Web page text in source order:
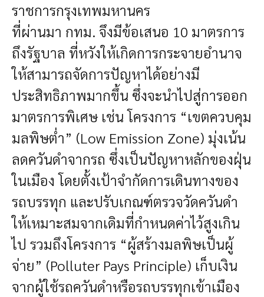
ราชการกรุงเทพมหานคร
ที่ผ่านมา กทม. จึงมีข้อเสนอ 10 มาตรการ
ถึงรัฐบาล ที่หวังให้เกิดการกระจายอำนาจ
ให้สามารถจัดการปัญหาได้อย่างมี
ประสิทธิภาพมากขึ้น ซึ่งจะนำไปสู่การออก
มาตรการพิเศษ เช่น โครงการ “เขตควบคุม
มลพิษต่ำ” (Low Emission Zone) มุ่งเน้น
ลดควันดำจากรถ ซึ่งเป็นปัญหาหลักของฝุ่น
ในเมือง โดยตั้งเป้าจำกัดการเดินทางของ
รถบรรทุก และปรับเกณฑ์ตรวจวัดควันดำ
ให้เหมาะสมจากเดิมที่กำหนดค่าไว้สูงเกิน
ไป รวมถึงโครงการ “ผู้สร้างมลพิษเป็นผู้
จ่าย” (Polluter Pays Principle) เก็บเงิน
จากผู้ใช้รถควันดำหรือรถบรรทุกเข้าเมือง